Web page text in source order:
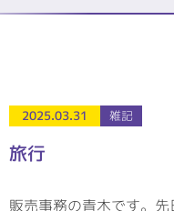
私たちのこと
2025.03.31 雑記
旅行
販売事務の青木です。